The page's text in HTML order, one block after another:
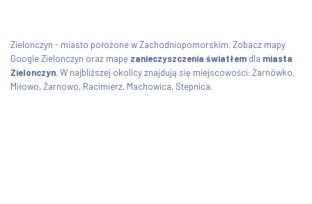
Zielonczyn - miasto położone w Zachodniopomorskim. Zobacz mapy
Google Zielonczyn oraz mapę zanieczyszczenia światłem dla miasta
Zielonczyn. W najbliższej okolicy znajdują się miejscowości: Żarnówko,
Miłowo, Żarnowo, Racimierz, Machowica, Stepnica.